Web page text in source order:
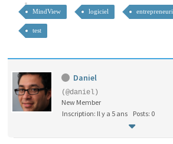
MindView logiciel
test
Daniel
(@daniel)
New Member
Inscription: Il y a 5 ans
Posts: 0